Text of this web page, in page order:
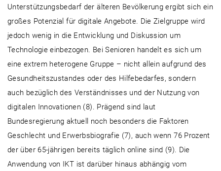
Unterstützungsbedarf der älteren Bevölkerung ergibt sich ein
großes Potenzial für digitale Angebote. Die Zielgruppe wird
jedoch wenig in die Entwicklung und Diskussion um
Technologie einbezogen. Bei Senioren handelt es sich um
eine extrem heterogene Gruppe – nicht allein aufgrund des
Gesundheitszustandes oder des Hilfebedarfes, sondern
auch bezüglich des Verständnisses und der Nutzung von
digitalen Innovationen (8). Prägend sind laut
Bundesregierung aktuell noch besonders die Faktoren
Geschlecht und Erwerbsbiografie (7), auch wenn 76 Prozent
der über 65-jährigen bereits täglich online sind (9). Die
Anwendung von IKT ist darüber hinaus abhängig vom